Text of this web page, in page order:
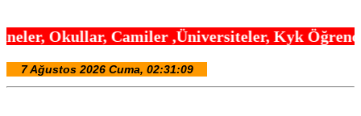
Camiler ,Üniversiteler, Kyk Öğrenci